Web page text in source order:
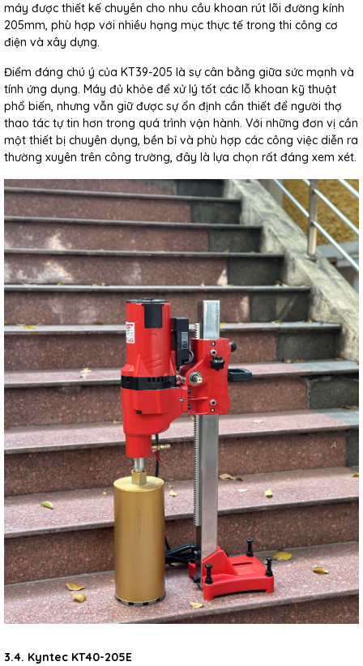
máy được thiết kế chuyên cho nhu cầu khoan rút lõi đường kính
205mm, phù hợp với nhiều hạng mục thực tế trong thi công cơ
điện và xây dựng.
Điểm đáng chú ý của KT39-205 là sự cân bằng giữa sức mạnh và
tính ứng dụng. Máy đủ khỏe để xử lý tốt các lỗ khoan kỹ thuật
phổ biến, nhưng vẫn giữ được sự ổn định cần thiết để người thợ
thao tác tự tin hơn trong quá trình vận hành. Với những đơn vị cần
một thiết bị chuyên dụng, bền bỉ và phù hợp các công việc diễn ra
thường xuyên trên công trường, đây là lựa chọn rất đáng xem xét.
3.4. Kyntec KT40-205E